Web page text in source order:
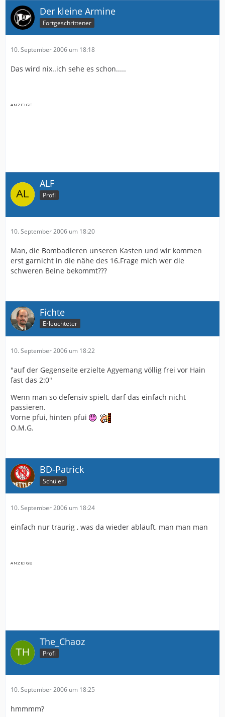
Der kleine Armine
Fortgeschrittener
10. September 2006 um 18:18
Das wird nix..ich sehe es schon.....
ALF
Profi
10. September 2006 um 18:20
Man, die Bombadieren unseren Kasten und wir kommen
erst garnicht in die nähe des 16.Frage mich wer die
schweren Beine bekommt???
Fichte
Erleuchteter
10. September 2006 um 18:22
"auf der Gegenseite erzielte Agyemang völlig frei vor Hain
fast das 2:0"
Wenn man so defensiv spielt, darf das einfach nicht
passieren.
Vorne pfui, hinten pfui
O.M.G.
BD-Patrick
Schüler
10. September 2006 um 18:24
einfach nur traurig , was da wieder abläuft, man man man
The_Chaoz
Profi
10. September 2006 um 18:25
hmmmm?